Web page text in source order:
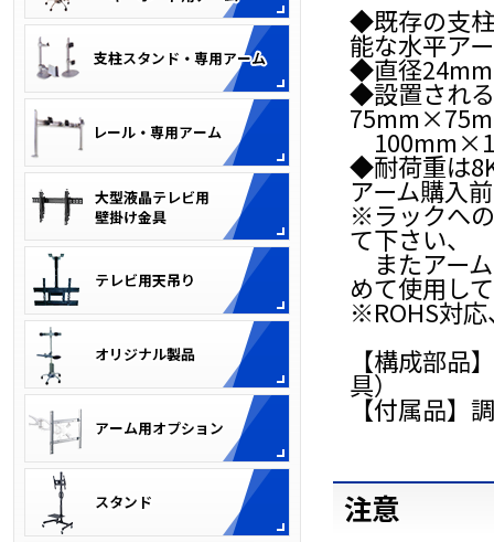
◆既存の支
能な水平ア
◆直径24mm
◆設置され
◆耐荷重は
アーム購入
※ラックへ
て下さい、
またアー
めて使用し
※ROHS対
【構成部
具）
【付属品】
注意